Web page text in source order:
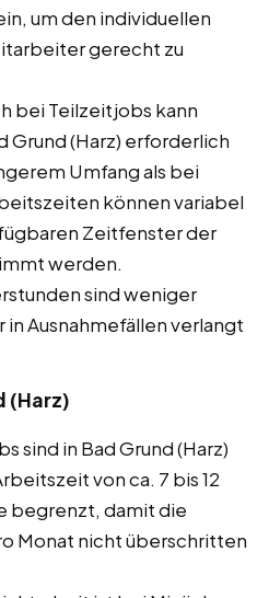
um den individuellen
gerecht zu
bei Teilzeitjobs kann
Grund (Harz) erforderlich
Umfang als bei
können variabel
Zeitfenster der
werden.
sind weniger
Ausnahmefällen verlangt
(Harz)
sind in Bad Grund (Harz)
von ca. 7 bis 12
begrenzt, damit die
Monat nicht überschritten